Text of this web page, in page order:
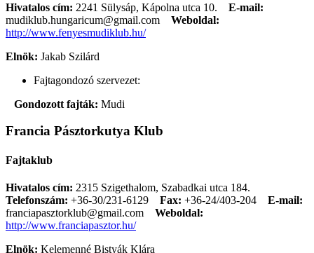
Hivatalos cím: 2241 Sülysáp, Kápolna utca 10. E-mail:
mudiklub.hungaricum@gmail.com
Weboldal:
http://www.fenyesmudiklub.hu/
Elnök: Jakab Szilárd
Fajtagondozó szervezet:
Gondozott fajták: Mudi
Francia Pásztorkutya Klub
Fajtaklub
Hivatalos cím: 2315 Szigethalom, Szabadkai utca 184.
Telefonszám: +36-30/231-6129 Fax: +36-24/403-204
E-mail:
franciapasztorklub@gmail.com
Weboldal:
http://www.franciapasztor.hu/
Elnök: Kelemenné Bistyák Klára